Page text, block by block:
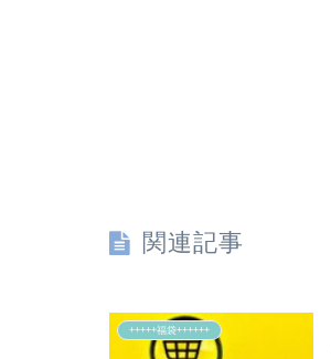
関連記事
+++++福袋++++++